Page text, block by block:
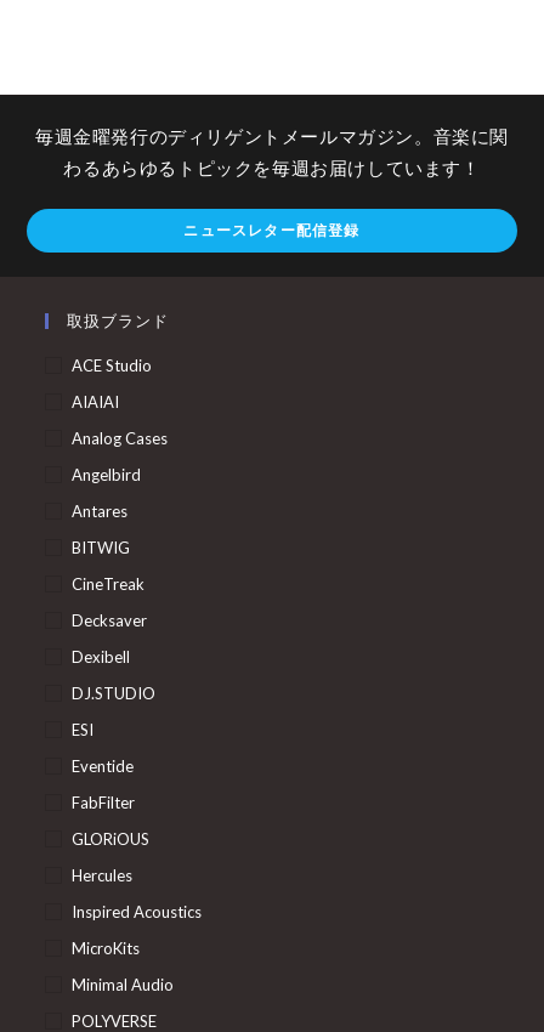
毎週金曜発行のディリゲントメールマガジン。音楽に関
わるあらゆるトピックを毎週お届けしています！
ニュースレター配信登録
取扱ブランド
ACE Studio
AIAIAI
Analog Cases
Angelbird
Antares
BITWIG
CineTreak
Decksaver
Dexibell
DJ.STUDIO
ESI
Eventide
FabFilter
GLORiOUS
Hercules
Inspired Acoustics
MicroKits
Minimal Audio
POLYVERSE